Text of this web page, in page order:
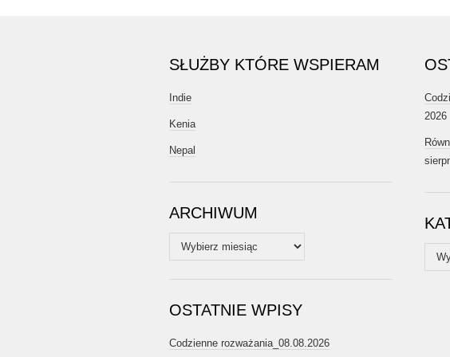
SŁUŻBY KTÓRE WSPIERAM
Indie
Kenia
Nepal
ARCHIWUM
Archiwum
OSTATNIE WPISY
Codzienne rozważania_08.08.2026
2026